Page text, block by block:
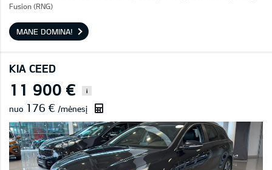
Fusion (RNG)
MANE DOMINA!
KIA CEED
11 900 € i
nuo 176 € /mėnesį